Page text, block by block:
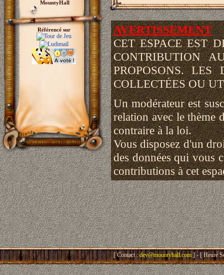
MountyHall
Référencé sur
AVERTISSEMENT
CET ESPACE EST
CONTRIBUTION
PROPOSONS.
COLLECTÉES OU
Un modérateur est
relation avec le thème
contraire à la loi.
Vous disposez d'un
des données qui vous
contributions à cet
[ Contact : dev@mountyhall.com ] - [ Heure